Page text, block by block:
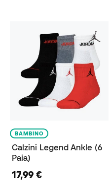
BAMBINO
Calzini Legend Ankle (6
Paia)
17,99 €